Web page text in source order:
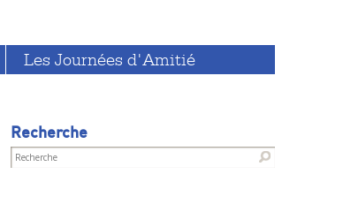
Les Journées d'Amitié
Recherche